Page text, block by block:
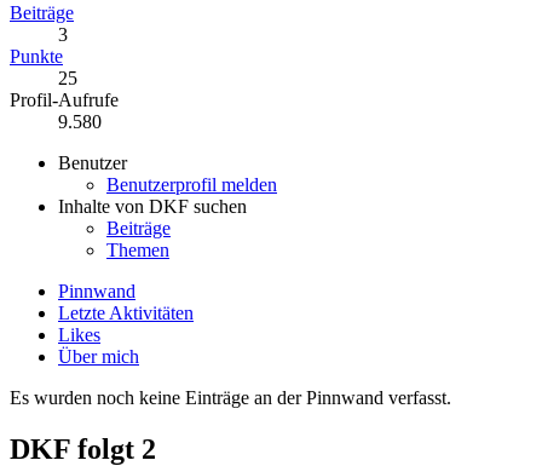
Beiträge
3
Punkte
25
Profil-Aufrufe
9.580
Benutzer
Benutzerprofil melden
Inhalte von DKF suchen
Beiträge
Themen
Pinnwand
Letzte Aktivitäten
Likes
Über mich
Es wurden noch keine Einträge an der Pinnwand verfasst.
DKF folgt 2